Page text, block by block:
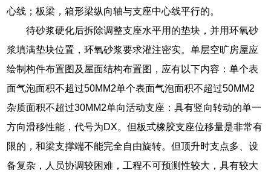
心线；板梁，箱形梁纵向轴与支座中心线平行的。
待砂浆硬化后拆除调整支座水平用的垫块，并用环氧砂
浆填满垫块位置，环氧砂浆要求灌注密实。单层空旷房屋应
绘制构件布置图及屋面结构布置图，应有以下内容：单个表
面气泡面积不超过50MM2单个表面气泡面积不超过50MM2
杂质面积不超过30MM2单向活动支座：具有竖向转动的单一
方向滑移性能，代号为DX。但板式橡胶支座位移量是非常有
限的，和梁支撑端不能完全自由旋转。但顶升时支点多、设
备复杂，人员协调较困难，工程不可预测性较大，具有较大